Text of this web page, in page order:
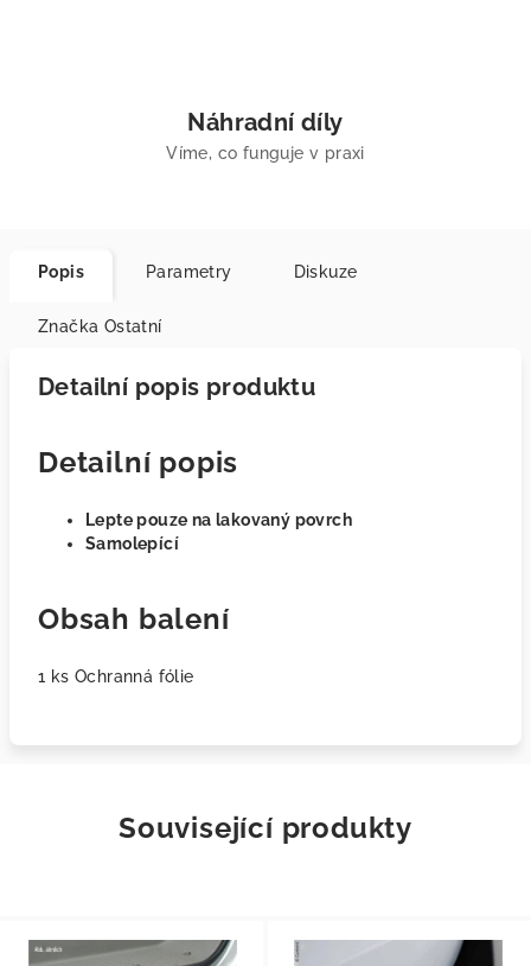
Náhradní díly
Víme, co funguje v praxi
Popis Parametry Diskuze
Značka Ostatní
Detailní popis produktu
Detailní popis
Lepte pouze na lakovaný povrch
Samolepící
Obsah balení
1 ks Ochranná fólie
Související produkty